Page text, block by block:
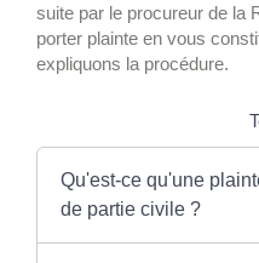
suite par le procureur de la
porter plainte en vous
expliquons la procédure.
Qu'est-ce qu'une
de partie civile ?